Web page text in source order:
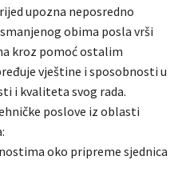
upozna neposredno
obima posla vrši
kroz pomoć ostalim
vještine i sposobnosti u
i kvaliteta svog rada.
poslove iz oblasti
oko pripreme sjednica